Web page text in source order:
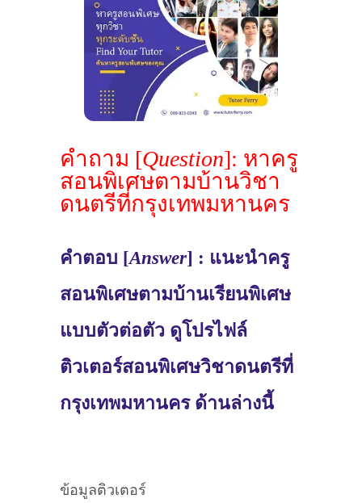
คำถาม [Question]: หาครู
สอนพิเศษตามบ้านวิชา
ดนตรีที่กรุงเทพมหานคร
คำตอบ [Answer] : แนะนำครู
สอนพิเศษตามบ้านเรียนพิเศษ
แบบตัวต่อตัว ดูโปรไฟล์
ติวเตอร์สอนพิเศษวิชาดนตรีที่
กรุงเทพมหานคร ด้านล่างนี้
ข้อมูลติวเตอร์